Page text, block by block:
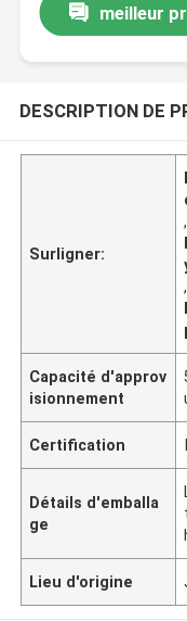
meilleur
DESCRIPTION DE
Surligner:
,
,
Capacité d'approv
isionnement
Certification
Détails d'emballa
ge
Lieu d'origine